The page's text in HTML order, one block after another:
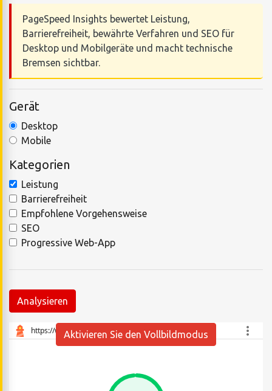
PageSpeed Insights bewertet Leistung,
Barrierefreiheit, bewährte Verfahren und SEO für
Desktop und Mobilgeräte und macht technische
Bremsen sichtbar.
Gerät
Desktop
Mobile
Kategorien
Leistung
Barrierefreiheit
Empfohlene Vorgehensweise
SEO
Progressive Web-App
Analysieren
Aktivieren Sie den Vollbildmodus